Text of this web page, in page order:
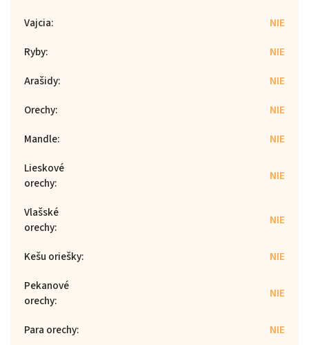
Vajcia:
NIE
Ryby:
NIE
Arašidy:
NIE
Orechy:
NIE
Mandle:
NIE
Lieskové
orechy: NIE
Vlašské
orechy: NIE
Kešu oriešky:
NIE
Pekanové
orechy: NIE
Para orechy:
NIE